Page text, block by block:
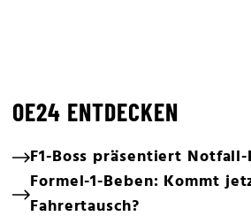
OE24 ENTDECKEN
F1-Boss präsentiert
Formel-1-Beben: Kommt
Fahrertausch?